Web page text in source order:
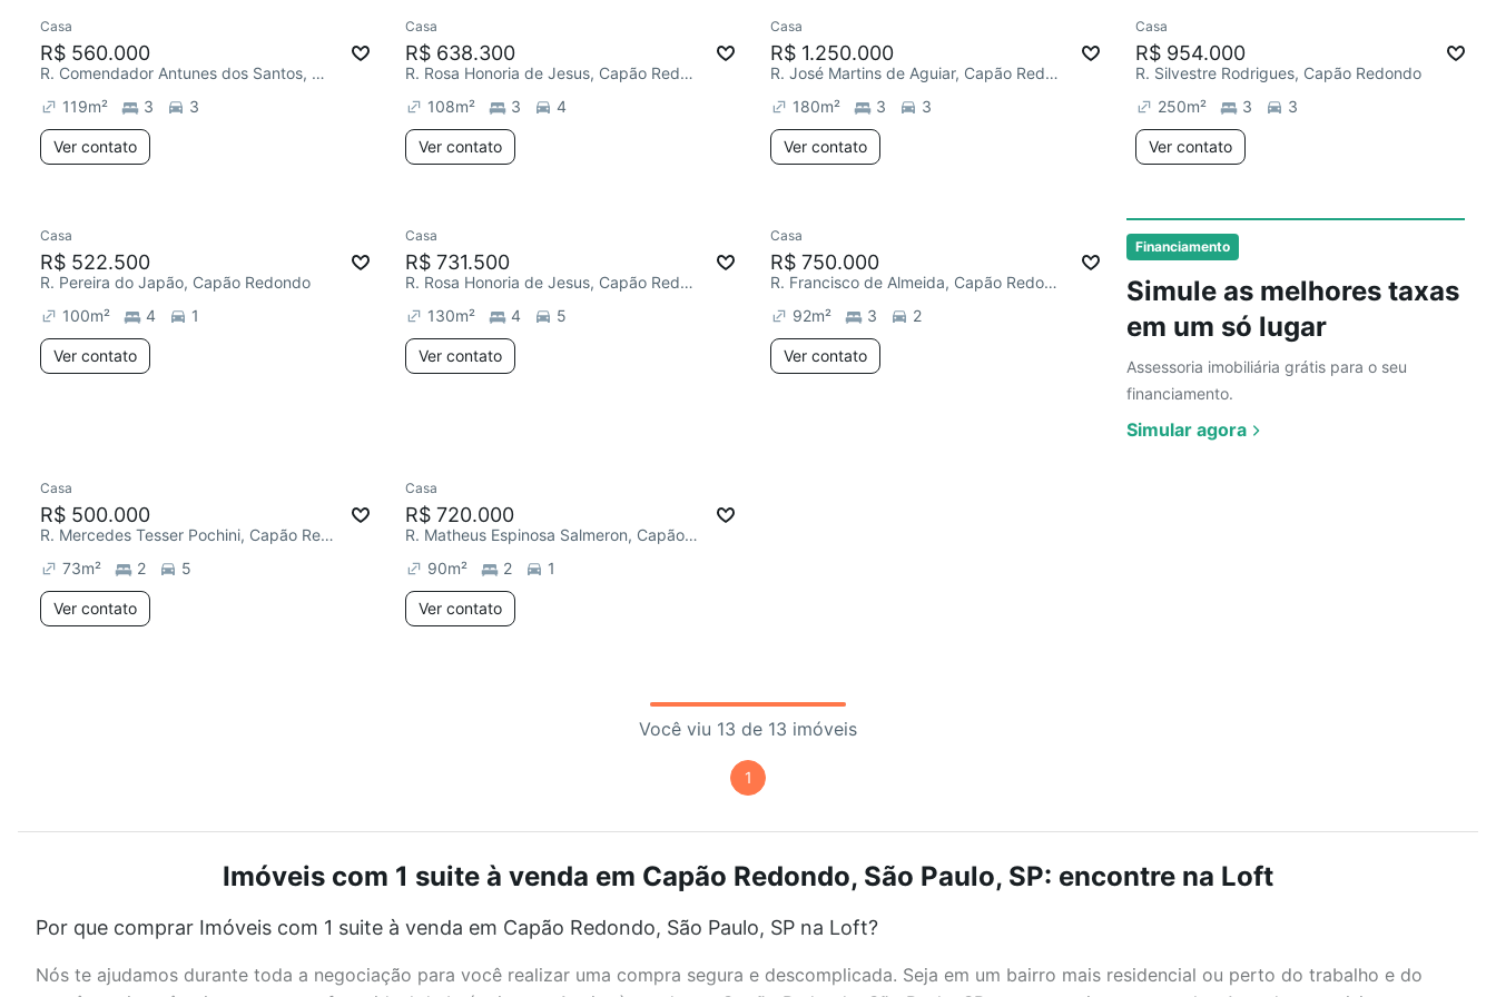
Financiamento
Simule as melhores taxas
em um só lugar
Assessoria imobiliária grátis para o seu
financiamento.
Simular agora
Casa
R$ 560.000
R. Comendador Antunes dos Santos, Capão Redondo
119m² 3 3
Ver contato
Casa
R$ 638.300
R. Rosa Honoria de Jesus, Capão Redondo
108m² 3 4
Ver contato
Casa
R$ 1.250.000
R. José Martins de Aguiar, Capão Redondo
180m² 3 3
Ver contato
Casa
R$ 954.000
R. Silvestre Rodrigues, Capão Redondo
250m² 3 3
Ver contato
Ver
Casa
R$ 522.500
R. Pereira do Japão, Capão Redondo
100m² 4 1
Ver contato
Casa
R$ 731.500
R. Rosa Honoria de Jesus, Capão Redondo
130m² 4 5
Ver contato
Casa
R$ 750.000
R. Francisco de Almeida, Capão Redondo
92m² 3 2
Ver contato
Casa
R$ 500.000
R. Mercedes Tesser Pochini, Capão Redondo
73m² 2 5
Ver contato
Casa
R$ 720.000
R. Matheus Espinosa Salmeron, Capão Redondo
90m² 2 1
Ver contato
Você viu 13 de 13 imóveis
1
Imóveis com 1 suite à venda em Capão Redondo, São Paulo, SP: encontre na Loft
Por que comprar Imóveis com 1 suite à venda em Capão Redondo, São Paulo, SP na Loft?
Nós te ajudamos durante toda a negociação para você realizar uma compra segura e descomplicada. Seja em um bairro mais residencial ou perto do trabalho e do